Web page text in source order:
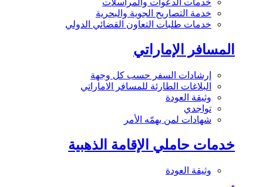
خدمات الدعوات والمراسلات
خدمة التصاريح الجوية والبحرية
خدمات طلبات التعاون القضائي الدولي
المسافر الإماراتي
إرشادات السفر حسب كل وجهة
البلاغات الطارئة للمسافر الاماراتي
وثيقة العودة
تواجدي
شهادات لمن يهمّه الأمر
خدمات حاملي الإقامة الذهبية
وثيقة العودة